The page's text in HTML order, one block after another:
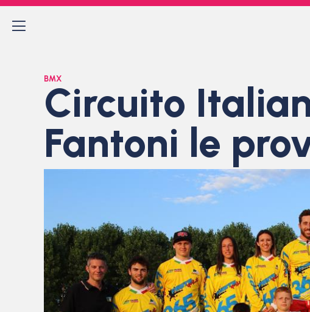
BMX
Circuito
Fantoni le